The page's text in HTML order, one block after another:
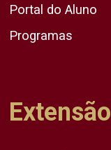
Portal do Aluno
Programas
Extensão